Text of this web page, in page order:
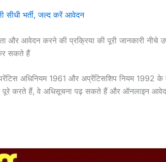
सीधी भर्ती, जल्द करें आवेदन
और आवेदन करने की प्रक्रिया की पूरी जानकारी
सकते हैं
अधिनियम 1961 और अप्रेंटिसशिप नियम 1992
पूरे करते हैं, वे अधिसूचना पढ़ सकते हैं और ऑनलाइन